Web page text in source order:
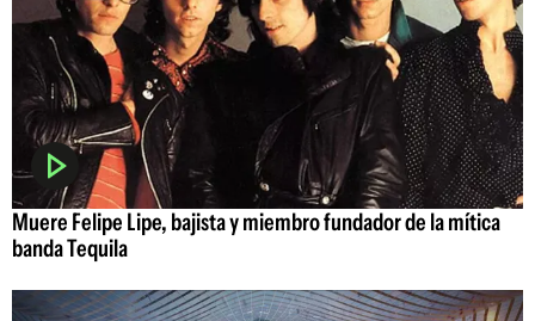
Muere Felipe Lipe, bajista y miembro fundador de la mítica
banda Tequila